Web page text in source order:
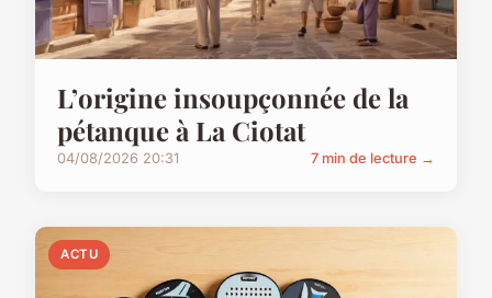
L’origine insoupçonnée de la
pétanque à La Ciotat
04/08/2026 20:31 7 min de lecture →
ACTU